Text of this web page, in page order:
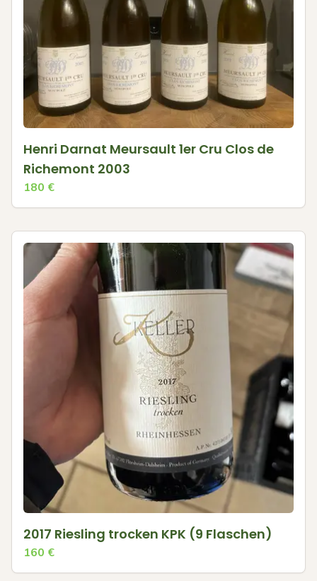
Henri Darnat Meursault 1er Cru Clos de
Richemont 2003
180 €
2017 Riesling trocken KPK (9 Flaschen)
160 €